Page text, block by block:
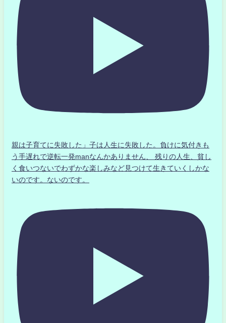
親は子育てに失敗した」子は人生に失敗した。負けに気付きも
う手遅れで逆転一発manなんかありません、 残りの人生、貧し
く食いつないでわずかな楽しみなど見つけて生きていくしかな
いのです。ないのです。